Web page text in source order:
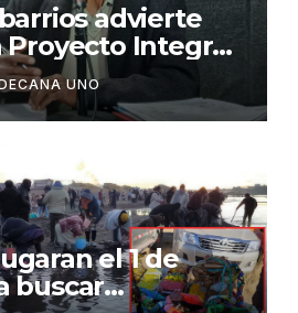
advierte
Proyecto Integral
para
UNO
el 1 de
buscar